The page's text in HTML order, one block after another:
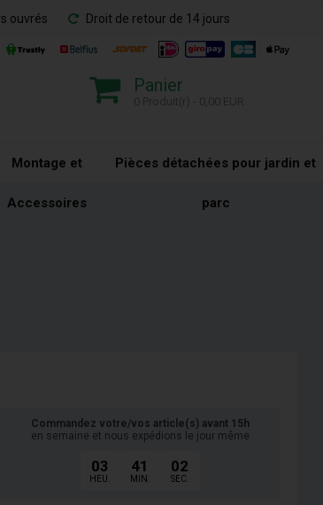
ouvrés Droit de retour de 14 jours
Panier
Montage et
Accessoires
Pièces détachées pour jardin et
parc
Commandez votre/vos article(s) avant 15h
en semaine et nous expédions le jour même
03
HEU.
41
MIN.
01
SEC.